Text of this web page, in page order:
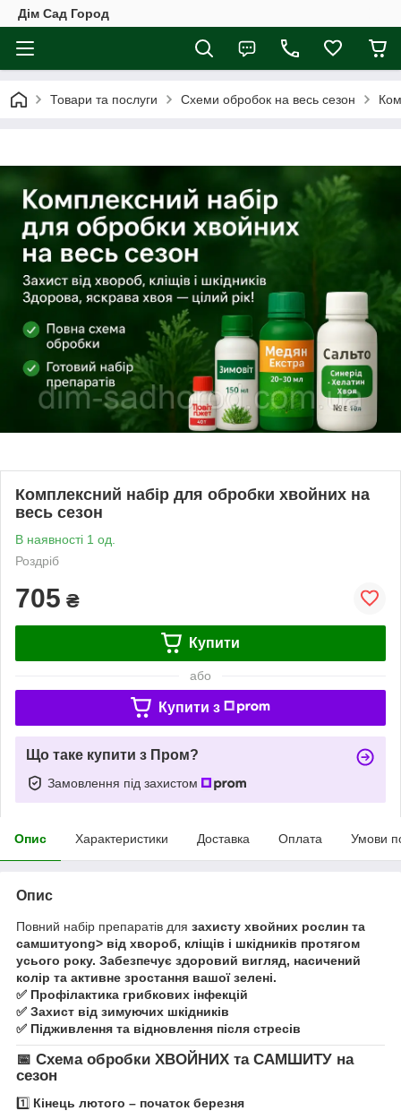
Дім Сад Город
Товари та послуги Схеми обробок на весь сезон
Комплексний набір для обробки хвойних на
весь сезон
В наявності 1 од.
Роздріб
705 ₴
Купити
або
Купити з
Що таке купити з Пром?
Замовлення під захистом
Опис Характеристики Доставка Оплата Умови
Опис
Повний набір препаратів для захисту хвойних рослин та
самшитуong> від хвороб, кліщів і шкідників протягом
усього року. Забезпечує здоровий вигляд, насичений
колір та активне зростання вашої зелені.
✅ Профілактика грибкових інфекцій
✅ Захист від зимуючих шкідників
✅ Підживлення та відновлення після стресів
📅 Схема обробки ХВОЙНИХ та САМШИТУ на
сезон
1️⃣ Кінець лютого – початок березня